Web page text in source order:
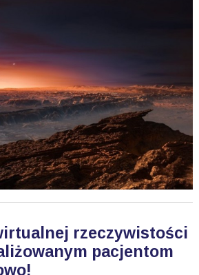
rzeczywistości
pacjentom